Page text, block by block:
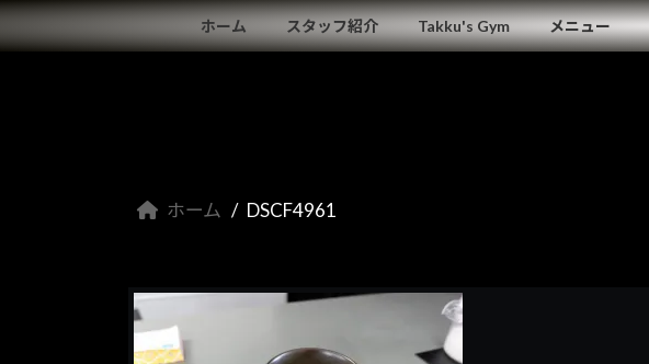
コ
ン
ナ
ビ
ホーム スタッフ紹介 Takku's Gym メニュー
ホーム DSCF4961